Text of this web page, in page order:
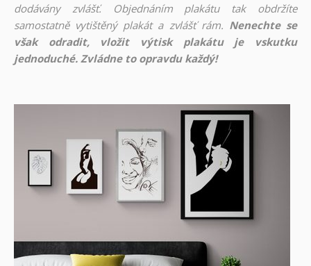
dodávány zvlášť. Objednáním plakátu tak obdržíte
samostatně vytištěný plakát a zvlášť rám. Nenechte se
však odradit, vložit výtisk plakátu je vskutku
jednoduché. Zvládne to opravdu každý!